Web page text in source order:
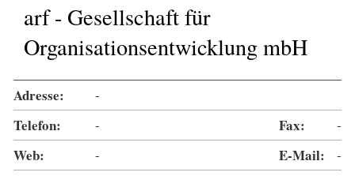
arf - Gesellschaft für
Organisationsentwicklung mbH
Adresse: -
Telefon: - Fax: -
Web: - E-Mail: -